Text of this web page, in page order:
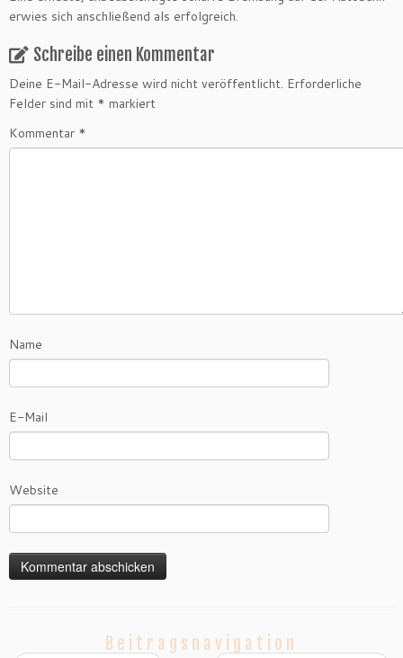
erwies sich anschließend als erfolgreich.
Schreibe einen Kommentar
Deine E-Mail-Adresse wird nicht veröffentlicht. Erforderliche
Felder sind mit * markiert
Kommentar *
Name
E-Mail
Website
Beitragsnavigation